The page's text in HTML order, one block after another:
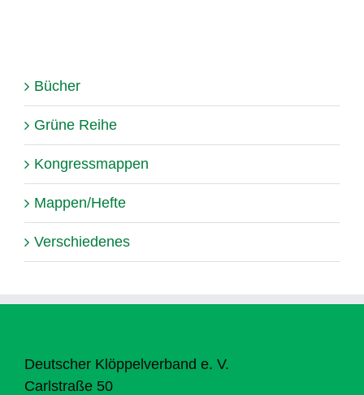
Bücher
Grüne Reihe
Kongressmappen
Mappen/Hefte
Verschiedenes
Deutscher Klöppelverband e. V.
Carlstraße 50